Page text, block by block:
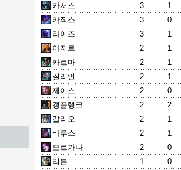
카서스
3
1
카직스
3
0
라이즈
3
1
아지르
2
1
카르마
2
1
질리언
2
1
제이스
2
0
갱플랭크
2
2
갈리오
2
1
바루스
2
1
모르가나
2
0
리븐
1
0